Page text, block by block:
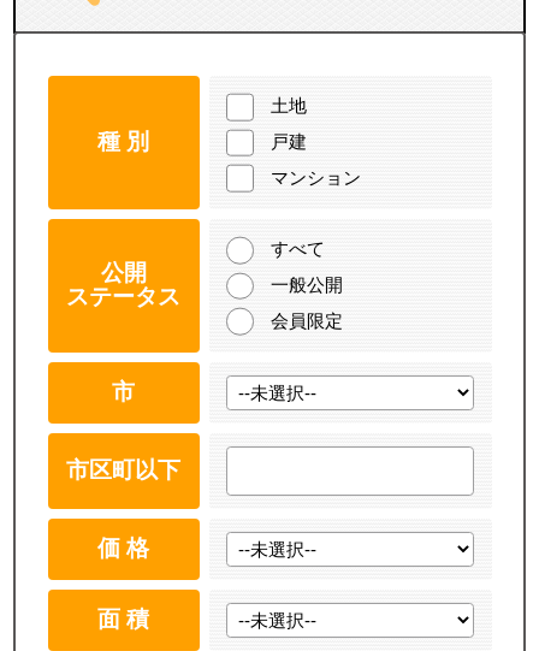
種 別
土地
戸建
マンション
公開
ステータス
すべて
一般公開
会員限定
市
市区町以下
価 格
面 積